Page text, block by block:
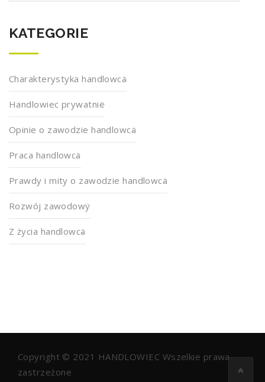
KATEGORIE
Charakterystyka handlowca
Handlowiec prywatnie
Opinie o zawodzie handlowca
Praca handlowca
Prawdy i mity o zawodzie handlowca
Rozwój zawodowy
Z życia handlowca
Copyright © 2021 HANDLOWIEC Wszelkie prawa
zastrzeżone